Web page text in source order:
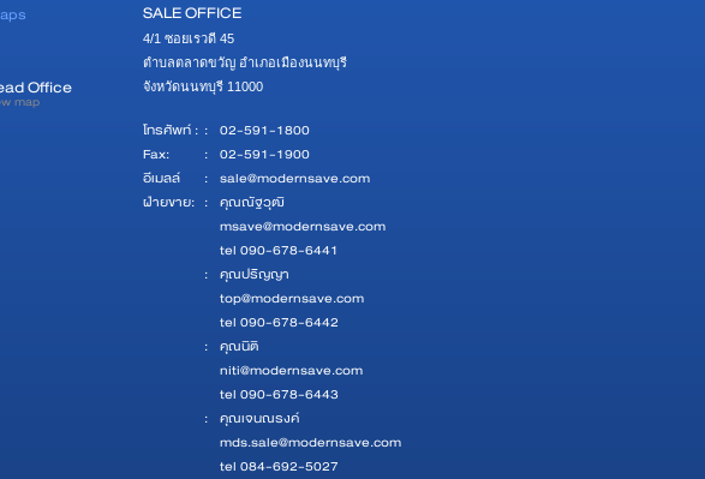
Office
map
SALE OFFICE
4/1 ซอยเรวดี 45
ตำบลตลาดขวัญ อำเภอเมืองนนทบุรี
จังหวัดนนทบุรี 11000
โทรศัพท์ : : 02-591-1800
Fax:
: 02-591-1900
อีเมลล์
: sale@modernsave.com
ฝ่ายขาย: : คุณณัฐวุฒิ
msave@modernsave.com
tel 090-678-6441
: คุณปริญญา
top@modernsave.com
tel 090-678-6442
: คุณนิติ
niti@modernsave.com
tel 090-678-6443
: คุณเจนณรงค์
mds.sale@modernsave.com
tel 084-692-5027